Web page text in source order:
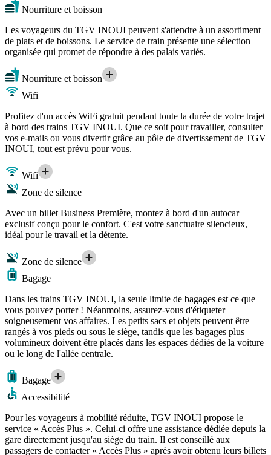
Nourriture et boisson
Les voyageurs du TGV INOUI peuvent s'attendre à un assortiment
de plats et de boissons. Le service de train présente une sélection
organisée qui promet de répondre à des palais variés.
Nourriture et boisson
Wifi
Profitez d'un accès WiFi gratuit pendant toute la durée de votre trajet
à bord des trains TGV INOUI. Que ce soit pour travailler, consulter
vos e-mails ou vous divertir grâce au pôle de divertissement de TGV
INOUI, tout est prévu pour vous.
Wifi
Zone de silence
Avec un billet Business Première, montez à bord d'un autocar
exclusif conçu pour le confort. C'est votre sanctuaire silencieux,
idéal pour le travail et la détente.
Zone de silence
Bagage
Dans les trains TGV INOUI, la seule limite de bagages est ce que
vous pouvez porter ! Néanmoins, assurez-vous d'étiqueter
soigneusement vos affaires. Les petits sacs et objets peuvent être
rangés à vos pieds ou sous le siège, tandis que les bagages plus
volumineux doivent être placés dans les espaces dédiés de la voiture
ou le long de l'allée centrale.
Bagage
Accessibilité
Pour les voyageurs à mobilité réduite, TGV INOUI propose le
service « Accès Plus ». Celui-ci offre une assistance dédiée depuis la
gare directement jusqu'au siège du train. Il est conseillé aux
passagers de contacter « Accès Plus » après avoir obtenu leurs billets